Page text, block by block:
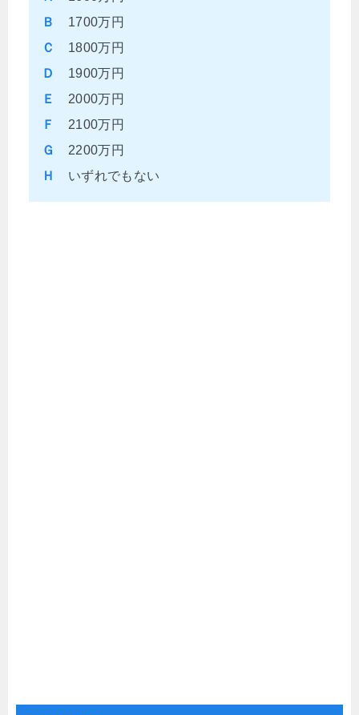
Ｂ
1700万円
Ｃ
1800万円
Ｄ
1900万円
Ｅ
2000万円
Ｆ
2100万円
Ｇ
2200万円
Ｈ
いずれでもない